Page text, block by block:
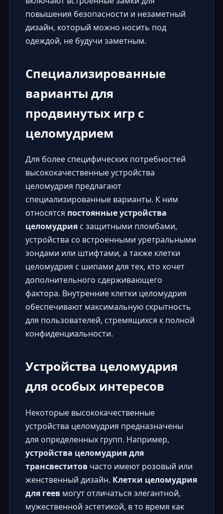
повышения безопасности и незаметный
дизайн, который можно носить под
одеждой, не будучи заметным.
Специализированные
варианты для
продвинутых игр с
целомудрием
Для более специфических потребностей
высококачественные устройства
целомудрия предлагают
специализированные варианты. К ним
относятся постоянные устройства
целомудрияс защитными пломбами,
устройства со встроенными уретральными
зондами или штифтами, а также клетки
целомудрия с шипами для тех, кто хочет
дополнительного сдерживающего
фактора. Внутренние клетки целомудрия
обеспечивают максимальную скрытность
для пользователей, стремящихся к полной
конфиденциальности.
Устройства целомудрия
для особых интересов
Некоторые высококачественные
устройства целомудрия предназначены
для определенных групп. Например,
устройства целомудрия для
трансвеститовчасто имеют розовый или
женственный дизайн. Клетки целомудрия
для геевмогут отличаться элегантной,
мужественной эстетикой, в то время как